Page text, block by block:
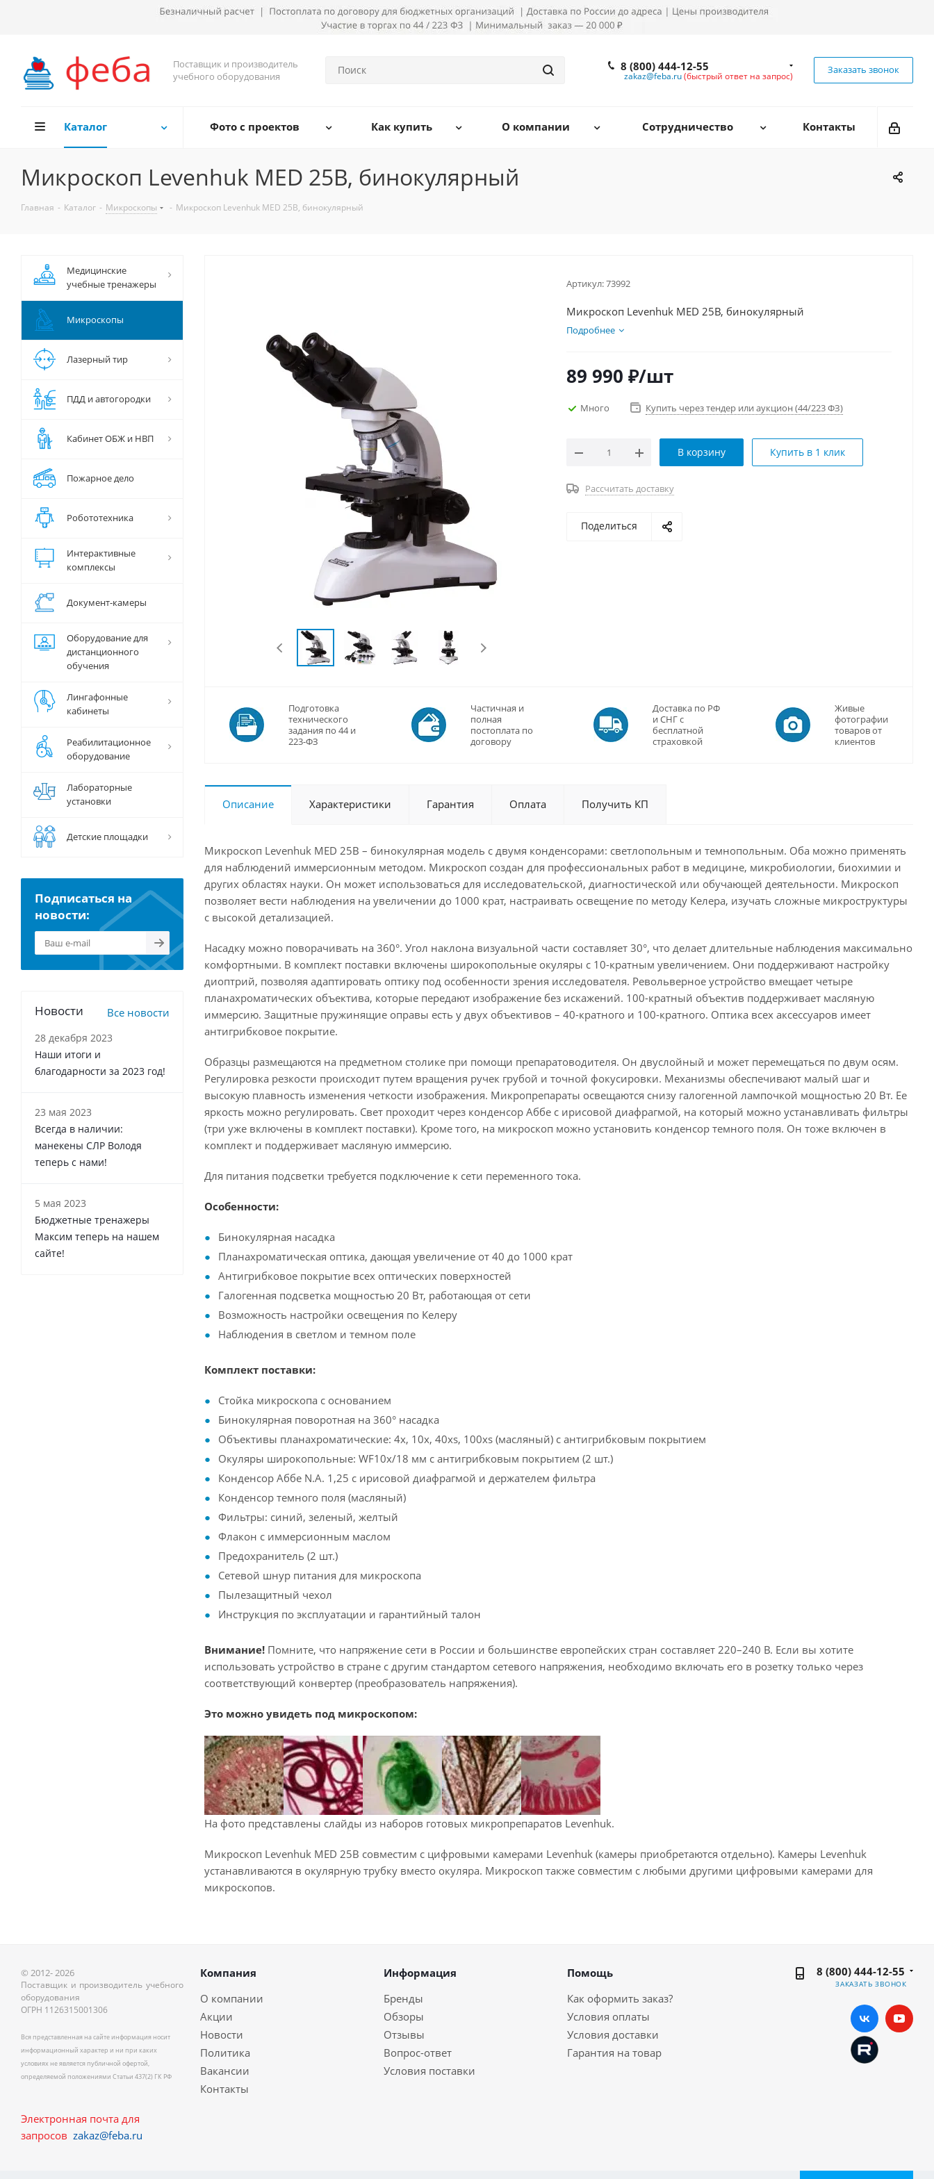
Поставщик и производитель
учебного оборудования
8 (800) 444-12-55
zakaz@feba.ru(быстрый ответ на запрос)
Заказать звонок
Каталог Фото с проектов Как купить О компании Сотрудничество Контакты
Микроскоп Levenhuk MED 25B, бинокулярный
Главная - Каталог - Микроскопы - Микроскоп Levenhuk MED 25B, бинокулярный
Артикул:73992
Микроскоп Levenhuk MED 25B, бинокулярный
Подробнее
89 990 ₽/шт
Много Купить через тендер или аукцион (44/223 ФЗ)
В корзину Купить в 1 клик
Рассчитать доставку
Поделиться
Подготовка
технического
задания по 44 и
223-ФЗ
Частичная и
полная
постоплата по
договору
Доставка по РФ
и СНГ с
бесплатной
страховкой
Живые
фотографии
товаров от
клиентов
Описание Характеристики Гарантия Оплата Получить КП
Микроскоп Levenhuk MED 25B – бинокулярная модель с двумя конденсорами: светлопольным и темнопольным. Оба можно применять
для наблюдений иммерсионным методом. Микроскоп создан для профессиональных работ в медицине, микробиологии, биохимии и
других областях науки. Он может использоваться для исследовательской, диагностической или обучающей деятельности. Микроскоп
позволяет вести наблюдения на увеличении до 1000 крат, настраивать освещение по методу Келера, изучать сложные микроструктуры
с высокой детализацией.
Насадку можно поворачивать на 360°. Угол наклона визуальной части составляет 30°, что делает длительные наблюдения максимально
комфортными. В комплект поставки включены широкопольные окуляры с 10-кратным увеличением. Они поддерживают настройку
диоптрий, позволяя адаптировать оптику под особенности зрения исследователя. Револьверное устройство вмещает четыре
планахроматических объектива, которые передают изображение без искажений. 100-кратный объектив поддерживает масляную
иммерсию. Защитные пружинящие оправы есть у двух объективов – 40-кратного и 100-кратного. Оптика всех аксессуаров имеет
антигрибковое покрытие.
Образцы размещаются на предметном столике при помощи препаратоводителя. Он двуслойный и может перемещаться по двум осям.
Регулировка резкости происходит путем вращения ручек грубой и точной фокусировки. Механизмы обеспечивают малый шаг и
высокую плавность изменения четкости изображения. Микропрепараты освещаются снизу галогенной лампочкой мощностью 20 Вт. Ее
яркость можно регулировать. Свет проходит через конденсор Аббе с ирисовой диафрагмой, на который можно устанавливать фильтры
(три уже включены в комплект поставки). Кроме того, на микроскоп можно установить конденсор темного поля. Он тоже включен в
комплект и поддерживает масляную иммерсию.
Для питания подсветки требуется подключение к сети переменного тока.
Особенности:
Бинокулярная насадка
Планахроматическая оптика, дающая увеличение от 40 до 1000 крат
Антигрибковое покрытие всех оптических поверхностей
Галогенная подсветка мощностью 20 Вт, работающая от сети
Возможность настройки освещения по Келеру
Наблюдения в светлом и темном поле
Комплект поставки:
Стойка микроскопа с основанием
Бинокулярная поворотная на 360° насадка
Объективы планахроматические: 4х, 10х, 40xs, 100хs (масляный) с антигрибковым покрытием
Окуляры широкопольные: WF10x/18 мм с антигрибковым покрытием (2 шт.)
Конденсор Аббе N.A. 1,25 с ирисовой диафрагмой и держателем фильтра
Конденсор темного поля (масляный)
Фильтры: синий, зеленый, желтый
Флакон с иммерсионным маслом
Предохранитель (2 шт.)
Сетевой шнур питания для микроскопа
Пылезащитный чехол
Инструкция по эксплуатации и гарантийный талон
Внимание! Помните, что напряжение сети в России и большинстве европейских стран составляет 220–240 В. Если вы хотите
использовать устройство в стране с другим стандартом сетевого напряжения, необходимо включать его в розетку только через
соответствующий конвертер (преобразователь напряжения).
Это можно увидеть под микроскопом:
На фото представлены слайды из наборов готовых микропрепаратов Levenhuk.
Микроскоп Levenhuk MED 25B совместим с цифровыми камерами Levenhuk (камеры приобретаются отдельно). Камеры Levenhuk
устанавливаются в окулярную трубку вместо окуляра. Микроскоп также совместим с любыми другими цифровыми камерами для
микроскопов.
Медицинские
учебные тренажеры
Микроскопы
Лазерный тир
ПДД и автогородки
Кабинет ОБЖ и НВП
Пожарное дело
Робототехника
Интерактивные
комплексы
Документ-камеры
Оборудование для
дистанционного
обучения
Лингафонные
кабинеты
Реабилитационное
оборудование
Лабораторные
установки
Детские площадки
Подписаться на
новости:
Новости Все новости
28 декабря 2023
Наши итоги и
благодарности за 2023 год!
23 мая 2023
Всегда в наличии:
манекены СЛР Володя
теперь с нами!
5 мая 2023
Бюджетные тренажеры
Максим теперь на нашем
сайте!
© 2012- 2026
Поставщик и производитель учебного
оборудования
ОГРН 1126315001306
Вся представленная на сайте информация носит
информационный характер и ни при каких
условиях не является публичной офертой,
определяемой положениями Статьи 437(2) ГК РФ
Электронная почта для
запросов zakaz@feba.ru
Компания
О компании
Акции
Новости
Политика
Вакансии
Контакты
Информация
Бренды
Обзоры
Отзывы
Вопрос-ответ
Условия поставки
Помощь
Как оформить заказ?
Условия оплаты
Условия доставки
Гарантия на товар
8 (800) 444-12-55
ЗАКАЗАТЬ ЗВОНОК